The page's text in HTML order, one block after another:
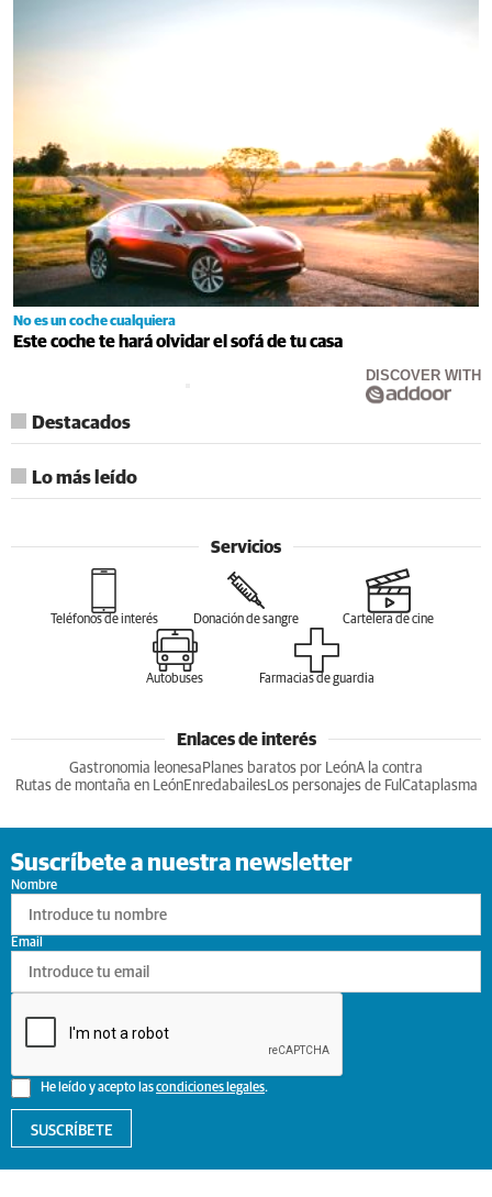
No es un coche cualquiera
Este coche te hará olvidar el sofá de tu casa
DISCOVER WITH
Destacados
Lo más leído
Servicios
Teléfonos de interés Donación de sangre Cartelera de cine
Autobuses Farmacias de guardia
Enlaces de interés
Gastronomia leonesa Planes baratos por LeónA la contra
Rutas de montaña en LeónEnredabailesLos personajes de Ful Cataplasma
Suscríbete a nuestra newsletter
Nombre
He leído y acepto lascondiciones legales.
Email
SUSCRÍBETE